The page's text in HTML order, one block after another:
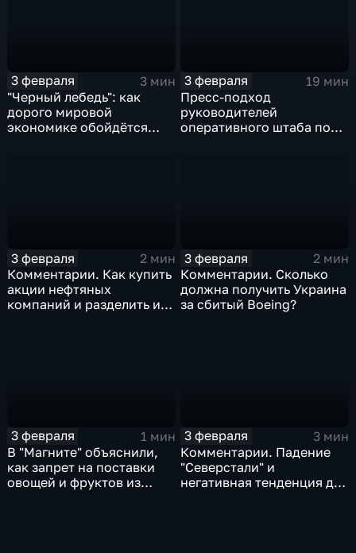
3 февраля
3 мин
"Черный лебедь": как
дорого мировой
экономике обойдётся
3 февраля
19 мин
Пресс-подход
руководителей
оперативного штаба по
3 февраля
2 мин
Комментарии. Как купить
акции нефтяных
компаний и разделить их
3 февраля
2 мин
Комментарии. Сколько
должна получить Украина
за сбитый Boeing?
3 февраля
1 мин
В "Магните" объяснили,
как запрет на поставки
овощей и фруктов из
3 февраля
3 мин
Комментарии. Падение
"Северстали" и
негативная тенденция для